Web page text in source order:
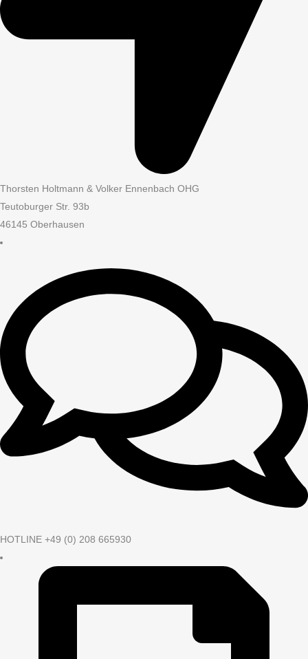
Thorsten Holtmann & Volker Ennenbach OHG
Teutoburger Str. 93b
46145 Oberhausen
HOTLINE +49 (0) 208 665930